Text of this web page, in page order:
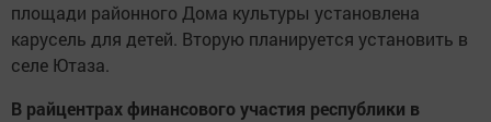
площади районного Дома культуры установлена
карусель для детей. Вторую планируется установить в
селе Ютаза.
В райцентрах финансового участия республики в